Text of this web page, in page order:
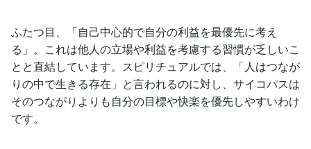
ふたつ目、「自己中心的で自分の利益を最優先に考え
る」。これは他人の立場や利益を考慮する習慣が乏しいこ
とと直結しています。スピリチュアルでは、「人はつなが
りの中で生きる存在」と言われるのに対し、サイコパスは
そのつながりよりも自分の目標や快楽を優先しやすいわけ
です。